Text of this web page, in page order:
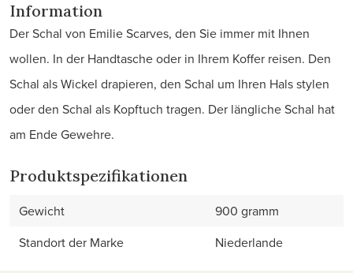
Information
Der Schal von Emilie Scarves, den Sie immer mit Ihnen
wollen. In der Handtasche oder in Ihrem Koffer reisen. Den
Schal als Wickel drapieren, den Schal um Ihren Hals stylen
oder den Schal als Kopftuch tragen. Der längliche Schal hat
am Ende Gewehre.
Produktspezifikationen
Gewicht
900 gramm
Standort der Marke
Niederlande